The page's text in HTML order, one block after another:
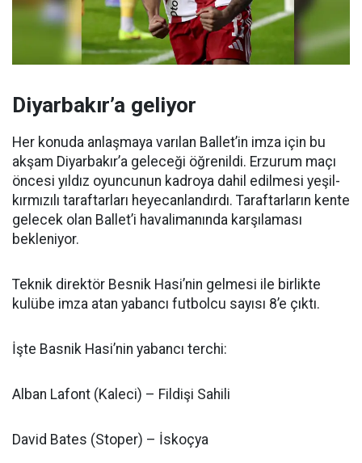
Diyarbakır’a geliyor
Her konuda anlaşmaya varılan Ballet’in imza için bu
akşam Diyarbakır’a geleceği öğrenildi. Erzurum maçı
öncesi yıldız oyuncunun kadroya dahil edilmesi yeşil-
kırmızılı taraftarları heyecanlandırdı. Taraftarların kente
gelecek olan Ballet’i havalimanında karşılaması
bekleniyor.
Teknik direktör Besnik Hasi’nin gelmesi ile birlikte
kulübe imza atan yabancı futbolcu sayısı 8’e çıktı.
İşte Basnik Hasi’nin yabancı terchi:
Alban Lafont (Kaleci) – Fildişi Sahili
David Bates (Stoper) – İskoçya